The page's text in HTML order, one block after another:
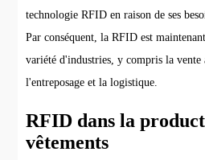
technologie RFID en raison de ses
Par conséquent, la RFID est
variété d'industries, y compris la
l'entreposage et la logistique.
RFID dans la
vêtements